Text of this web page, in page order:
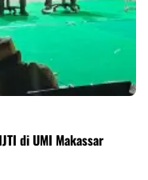
di UMI Makassar